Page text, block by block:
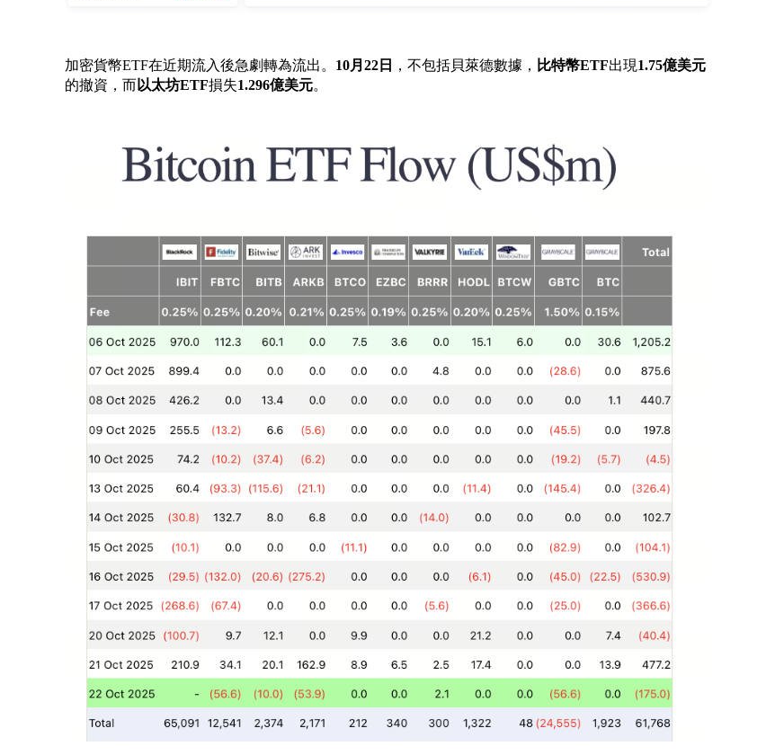
加密貨幣ETF在近期流入後急劇轉為流出。 10月22日 ，不包括貝萊德數據， 比特幣ETF出現1.75億美元
的撤資，而以太坊ETF損失1.296億美元。